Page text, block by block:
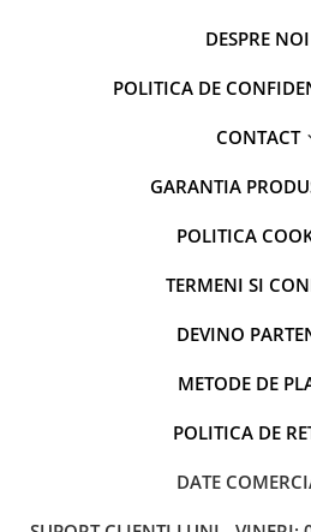
DESPRE NOI
POLITICA DE
CONTACT
GARANTIA
POLITICA
TERMENI SI
DEVINO
METODE DE
POLITICA DE
DATE